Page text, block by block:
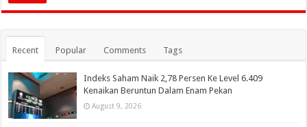
Recent Popular Comments Tags
Indeks Saham Naik 2,78 Persen Ke Level 6.409
Kenaikan Beruntun Dalam Enam Pekan
August 9, 2026